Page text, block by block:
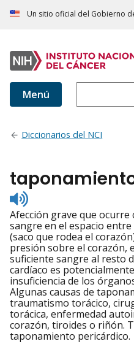
Un sitio oficial del Gobierno
Menú
Diccionarios del NCI
Listen
to
pronunciation
Afección grave que ocurre
sangre en el espacio
(saco que rodea el
presión sobre el corazón,
suficiente sangre al resto
cardíaco es
insuficiencia de los
Algunas causas de
traumatismo torácico,
torácica, enfermedad
corazón, tiroides o riñón.
taponamiento pericárdico.